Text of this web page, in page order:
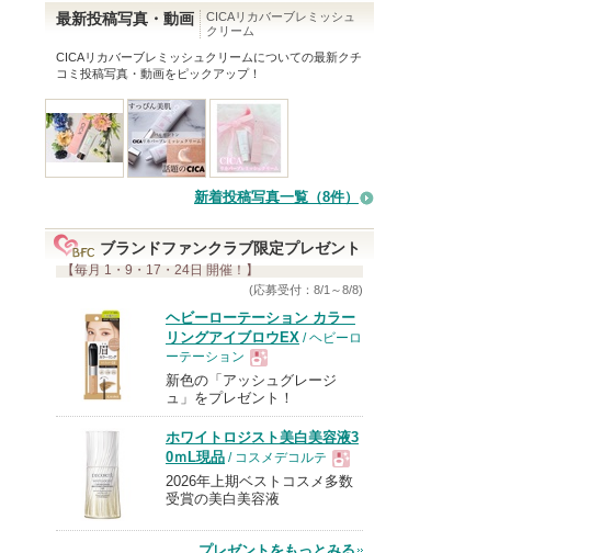
に
入
り
録
さ
れ
て
ま
す
最新投稿写真・動画
CICAリカバーブレミッシュ
クリーム
CICAリカバーブレミッシュクリームについての最新クチ
コミ投稿写真・動画をピックアップ！
新着投稿写真一覧（8件）
ブランドファンクラブ限定プレゼント
【毎月 1・9・17・24日 開催！】
(応募受付：8/1～8/8)
ヘビーローテーション カラー
リングアイブロウEX / ヘビーロ
ーテーション
現
品
新色の「アッシュグレージ
ュ」をプレゼント！
ホワイトロジスト美白美容液3
0ｍL現品 / コスメデコルテ
現
品
2026年上期ベストコスメ多数
受賞の美白美容液